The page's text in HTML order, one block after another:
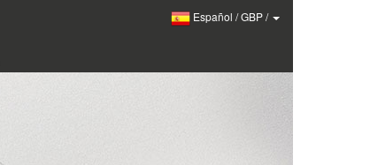
Español /GBP/